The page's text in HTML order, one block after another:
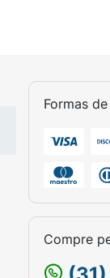
Formas
Compre